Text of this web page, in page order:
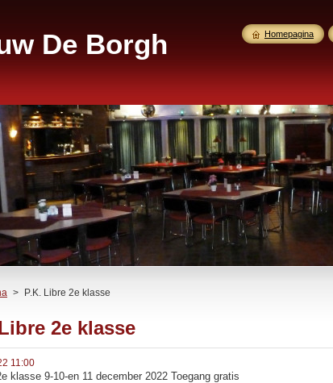
De Borgh
> P.K. Libre 2e klasse
2e klasse
11:00
klasse 9-10-en 11 december 2022 Toegang gratis
Homepagina